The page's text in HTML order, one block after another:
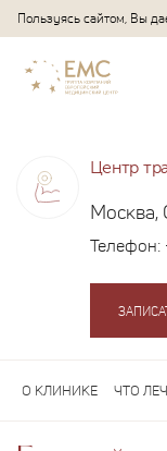
Пользуясь сайтом, Вы
Центр
Москва,
Телефон:
О КЛИНИКЕ ЧТО